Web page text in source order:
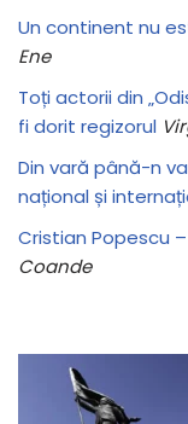
Un continent nu
Ene
Toți actorii din
fi dorit regizorul
Din vară până-n
național și
Cristian Popescu
Coande